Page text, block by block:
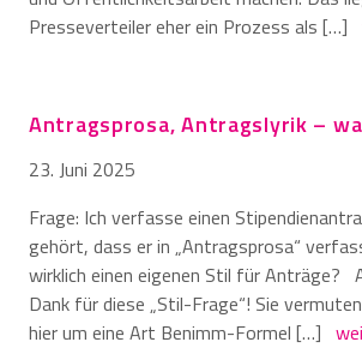
Presseverteiler eher ein Prozess als […]
Antragsprosa, Antragslyrik –
23. Juni 2025
Frage: Ich verfasse einen
gehört, dass er in „Antragsprosa“
wirklich einen eigenen Stil für Anträge?
Dank für diese „Stil-Frage“! Sie
hier um eine Art Benimm-Formel […]